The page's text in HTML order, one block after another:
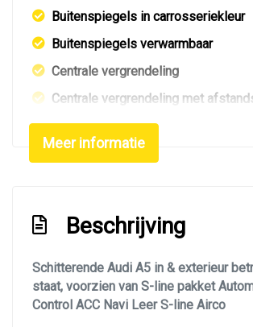
Buitenspiegels in carrosseriekleur
Buitenspiegels verwarmbaar
Centrale vergrendeling
Centrale vergrendeling met
Elektrisch bedienbare achterklep
Elektrisch glazen panorama-dak
Glazen schuifdak
Koplampen adaptief
Led achterlichten
Meer informatie
Beschrijving
Schitterende Audi A5 in & exterieur
staat, voorzien van S-line pakket
Control ACC Navi Leer S-line Airco